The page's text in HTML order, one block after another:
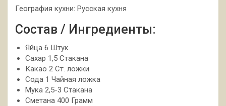
География кухни: Русская кухня
Состав / Ингредиенты:
Яйца 6 Штук
Сахар 1,5 Стакана
Какао 2 Ст. ложки
Сода 1 Чайная ложка
Мука 2,5-3 Стакана
Сметана 400 Грамм